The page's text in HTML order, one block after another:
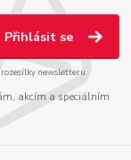
Přihlásit se
newsletteru.
akcím a speciálním